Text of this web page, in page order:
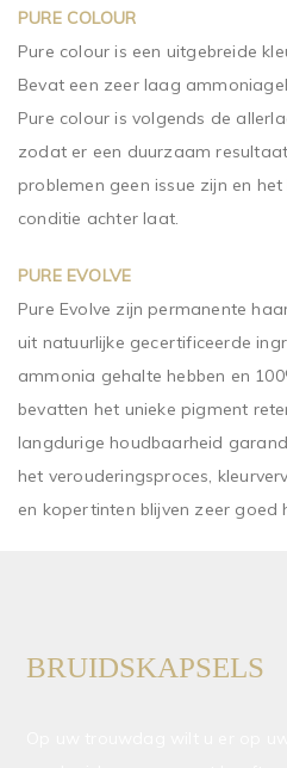
PURE COLOUR
Pure colour is een uitgebreide
Bevat een zeer laag
Pure colour is volgends de
zodat er een duurzaam
problemen geen issue zijn en
conditie achter laat.
PURE EVOLVE
Pure Evolve zijn permanente
uit natuurlijke gecertificeerde
ammonia gehalte hebben en
bevatten het unieke pigment
langdurige houdbaarheid
het verouderingsproces,
en kopertinten blijven zeer goed
BRUIDSKAPSELS